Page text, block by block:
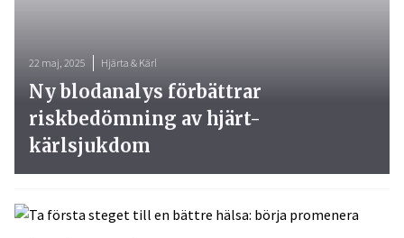
22 maj, 2025 Hjärta & Kärl
Ny blodanalys förbättrar
riskbedömning av hjärt-
kärlsjukdom